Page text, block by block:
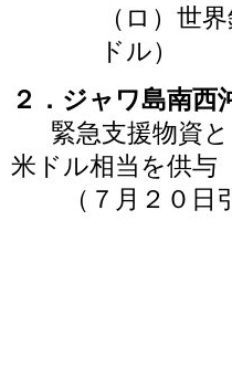
（ロ）世
ドル）
２．ジャワ島南西
緊急支援物資と
米ドル相当を供与
（７月２０日